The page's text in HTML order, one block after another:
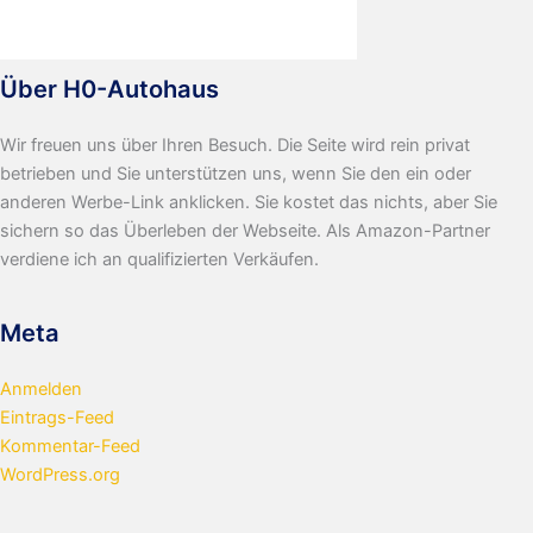
Über H0-Autohaus
Wir freuen uns über Ihren Besuch. Die Seite wird rein privat
betrieben und Sie unterstützen uns, wenn Sie den ein oder
anderen Werbe-Link anklicken. Sie kostet das nichts, aber Sie
sichern so das Überleben der Webseite. Als Amazon-Partner
verdiene ich an qualifizierten Verkäufen.
Meta
Anmelden
Eintrags-Feed
Kommentar-Feed
WordPress.org